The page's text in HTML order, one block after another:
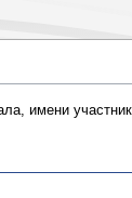
имени